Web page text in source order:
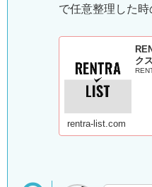
で任意整理した時
クス
rentra-list.com